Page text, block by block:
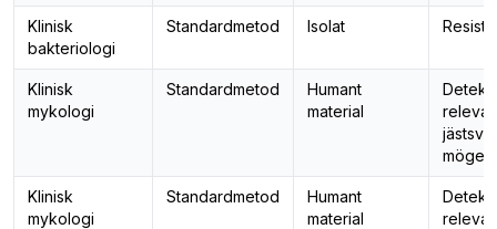
Klinisk
bakteriologi
Standardmetod Isolat
Klinisk
mykologi
Standardmetod
Humant
material
mögel
Klinisk
mykologi
Standardmetod
Humant
material